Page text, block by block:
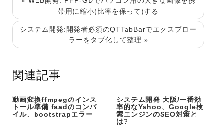
帯用に縮小(比率を保って)する
システム開発:開発者必須のQTTabBarでエクスプロー
ラーをタブ化して整理 »
関連記事
動画変換ffmpegのインス
トール準備 faadのコンパ
イル、bootstrapエラー
システム開発 大阪/一番効
率的なYahoo、Google検
索エンジンのSEO対策と
は?